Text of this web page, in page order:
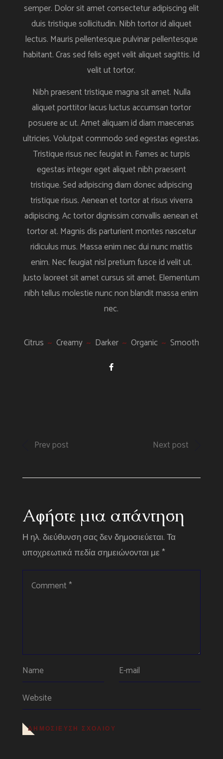
semper. Dolor sit amet consectetur adipiscing elit
duis tristique sollicitudin. Nibh tortor id aliquet
lectus. Mauris pellentesque pulvinar pellentesque
habitant. Cras sed felis eget velit aliquet sagittis. Id
velit ut tortor.
Nibh praesent tristique magna sit amet. Nulla
aliquet porttitor lacus luctus accumsan tortor
posuere ac ut. Amet aliquam id diam maecenas
ultricies. Volutpat commodo sed egestas egestas.
Tristique risus nec feugiat in. Fames ac turpis
egestas integer eget aliquet nibh praesent
tristique. Sed adipiscing diam donec adipiscing
tristique risus. Aenean et tortor at risus viverra
adipiscing. Ac tortor dignissim convallis aenean et
tortor at. Magnis dis parturient montes nascetur
ridiculus mus. Massa enim nec dui nunc mattis
enim. Nec feugiat nisl pretium fusce id velit ut.
Justo laoreet sit amet cursus sit amet. Elementum
nibh tellus molestie nunc non blandit massa enim
nec.
Citrus Creamy Darker Organic Smooth
Prev post Next post
Αφήστε μια απάντηση
Η ηλ. διεύθυνση σας δεν δημοσιεύεται.Τα
υποχρεωτικά πεδία σημειώνονται με*
ΔΗΜΟΣΊΕΥΣΗ ΣΧΟΛΊΟΥ